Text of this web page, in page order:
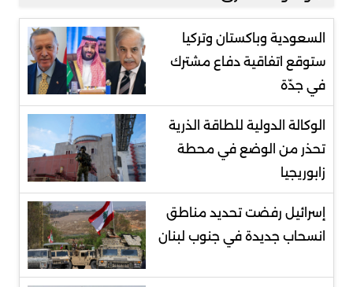
السعودية وباكستان وتركيا
ستوقع اتفاقية دفاع مشترك
في جدّة
الوكالة الدولية للطاقة الذرية
تحذر من الوضع في محطة
زابوريجيا
إسرائيل رفضت تحديد مناطق
انسحاب جديدة في جنوب لبنان